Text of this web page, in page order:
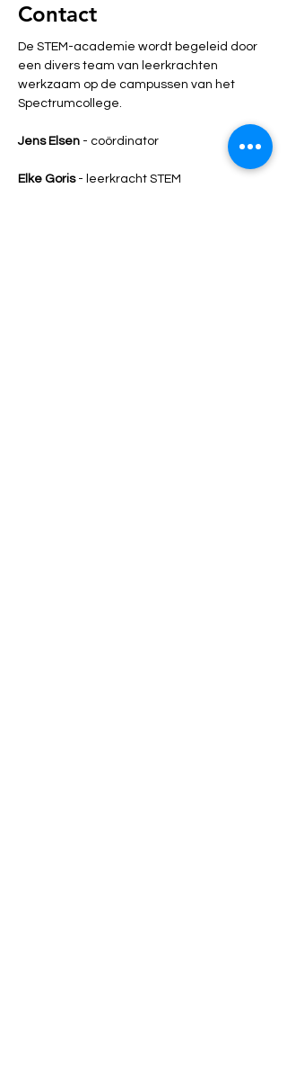
Contact
De STEM-academie wordt begeleid door
een divers team van leerkrachten
werkzaam op de campussen van het
Spectrumcollege.
Jens Elsen - coördinator
Elke Goris- leerkracht STEM